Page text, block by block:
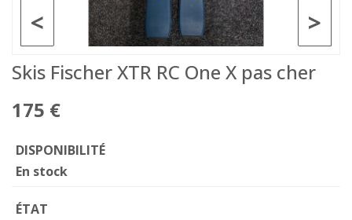
>
<
Skis Fischer XTR RC One X pas cher
175 €
DISPONIBILITÉ
En stock
ÉTAT